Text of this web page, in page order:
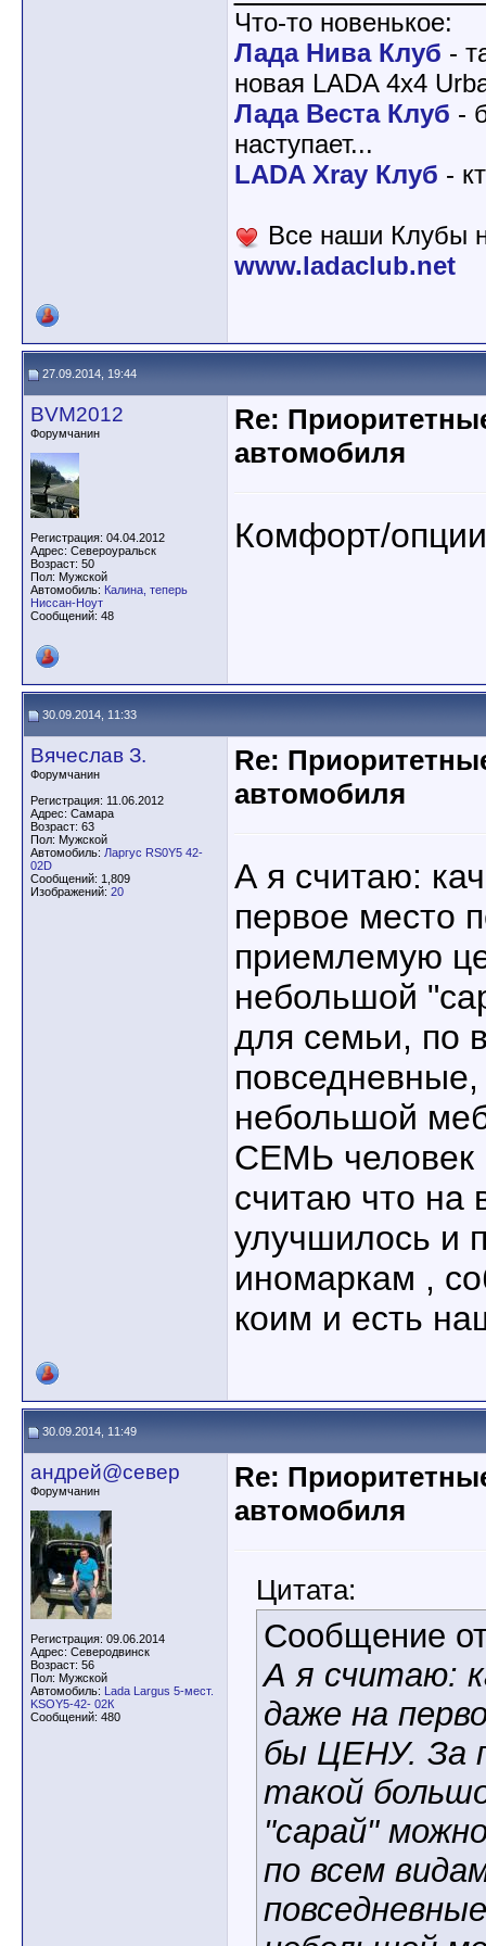
Что-то новенькое:
Лада Нива Клуб -
новая LADA 4x4
Лада Веста Клуб -
наступает...
LADA Xray Клуб -
Все наши Клубы
www.ladaclub.net
27.09.2014, 19:44
BVM2012
Форумчанин
Регистрация: 04.04.2012
Адрес: Североуральск
Возраст: 50
Пол: Мужской
Автомобиль: Калина, теперь
Ниссан-Ноут
Сообщений: 48
Re:
автомобиля
Комфорт/
30.09.2014, 11:33
Вячеслав З.
Форумчанин
Регистрация: 11.06.2012
Адрес: Самара
Возраст: 63
Пол: Мужской
Автомобиль: Ларгус RS0Y5 42-
02D
Сообщений: 1,809
Изображений: 20
Re:
автомобиля
А я считаю:
первое место
приемлемую
небольшой
для семьи, по
повседневные,
небольшой
СЕМЬ человек
считаю что на
улучшилось и
иномаркам ,
коим и есть
30.09.2014, 11:49
андрей@север
Форумчанин
Регистрация: 09.06.2014
Адрес: Северодвинск
Возраст: 56
Пол: Мужской
Автомобиль: Lada Largus 5-мест.
KSOY5-42- 02К
Сообщений: 480
Re:
автомобиля
Цитата:
Сообщение
А я считаю:
даже на
бы ЦЕНУ. За
такой
"сарай"
по всем